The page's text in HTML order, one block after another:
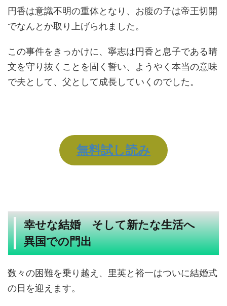
円香は意識不明の重体となり、お腹の子は帝王切開
でなんとか取り上げられました。
この事件をきっかけに、寧志は円香と息子である晴
文を守り抜くことを固く誓い、ようやく本当の意味
で夫として、父として成長していくのでした。
無料試し読み
幸せな結婚 そして新たな生活へ
異国での門出
数々の困難を乗り越え、里英と裕一はついに結婚式
の日を迎えます。